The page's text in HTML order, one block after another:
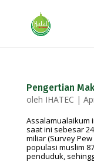
Pengertian
oleh IHATEC |
Assalamualaikum
saat ini sebesar
miliar (Survey
populasi muslim
penduduk,